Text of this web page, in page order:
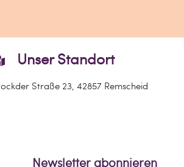
Unser Standort
Straße 23, 42857 Remscheid
Newsletter abonnieren